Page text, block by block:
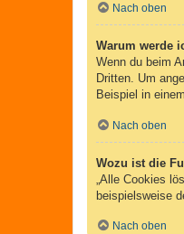
Nach oben
Warum werde
Wenn du beim
Dritten. Um
Beispiel in
Nach oben
Wozu ist die
„Alle Cookies
beispielsweise
Nach oben